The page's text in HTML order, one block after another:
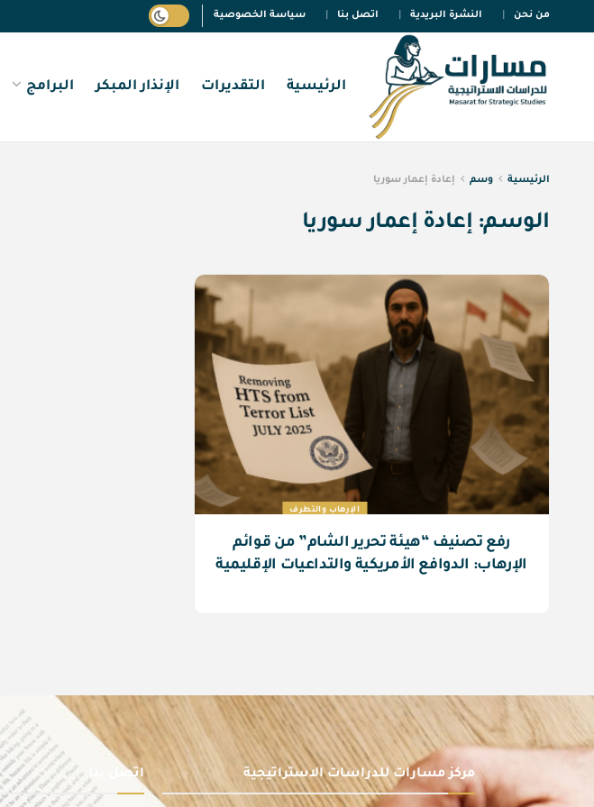
من نحن النشرة البريدية اتصل بنا سياسة الخصوصية
الرئيسية التقديرات الإنذار المبكر البرامج
الرئيسية وسم إعادة إعمار سوريا
الوسم: إعادة إعمار سوريا
الإرهاب والتطرف
رفع تصنيف “هيئة تحرير الشام” من قوائم
الإرهاب: الدوافع الأمريكية والتداعيات الإقليمية
مركز مسارات للدراسات الاستراتيجية اتصل بنا